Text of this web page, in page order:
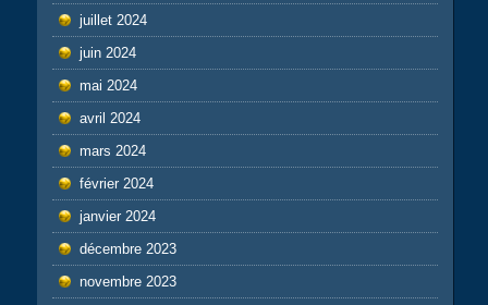
juillet 2024
juin 2024
mai 2024
avril 2024
mars 2024
février 2024
janvier 2024
décembre 2023
novembre 2023